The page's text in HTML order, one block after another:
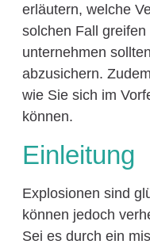
erläutern, welche
solchen Fall
unternehmen
abzusichern.
wie Sie sich im
können.
Einleitung
Explosionen sind
können jedoch
Sei es durch ein